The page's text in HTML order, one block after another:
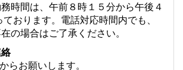
間は、午前８時１５分から午後４
おります。電話対応時間内でも、
の場合はご了承ください。
らお願いします。